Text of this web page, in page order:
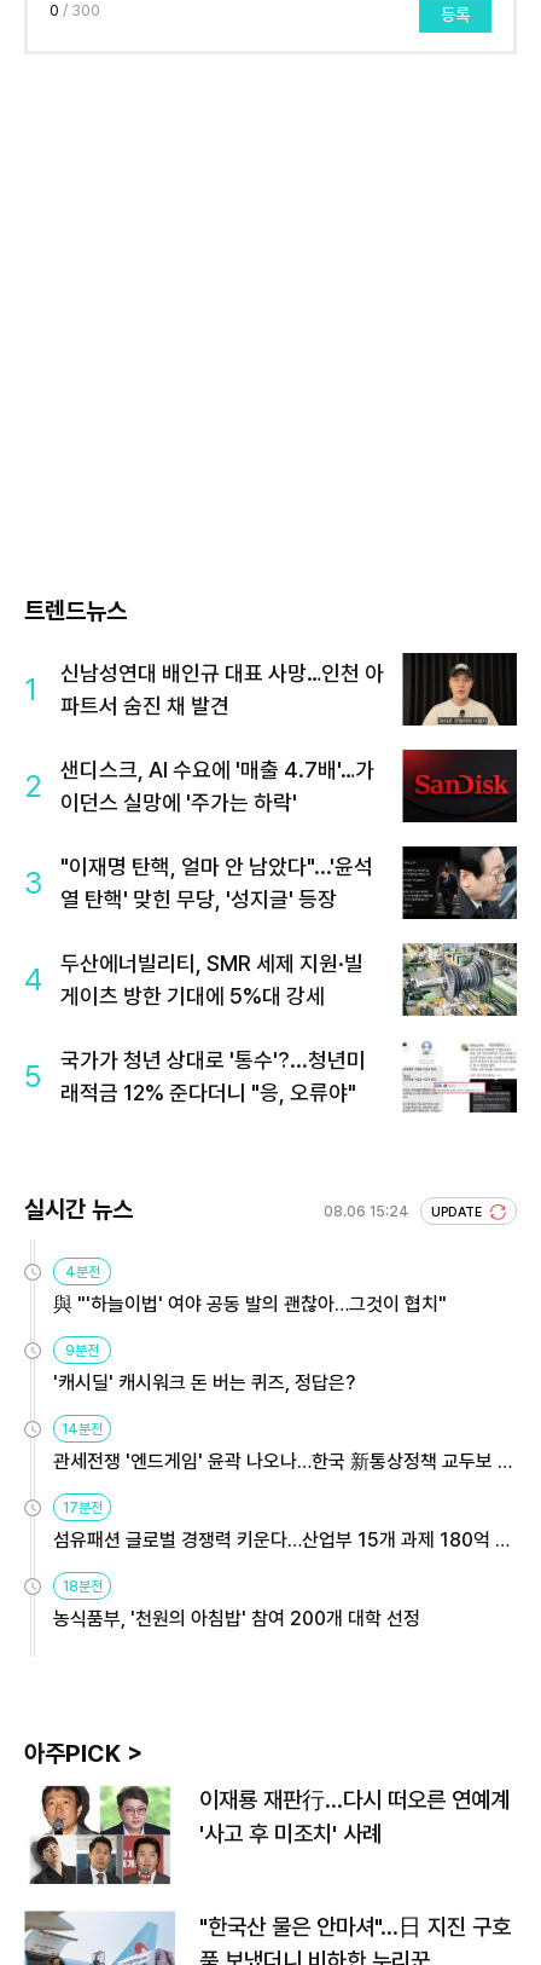
0 / 300 등록
트렌드뉴스
1
신남성연대 배인규 대표 사망…인천 아
파트서 숨진 채 발견
2
샌디스크, AI 수요에 '매출 4.7배'…가
이던스 실망에 '주가는 하락'
3
"이재명 탄핵, 얼마 안 남았다"...'윤석
열 탄핵' 맞힌 무당, '성지글' 등장
4
두산에너빌리티, SMR 세제 지원·빌
게이츠 방한 기대에 5%대 강세
5
국가가 청년 상대로 '통수'?...청년미
래적금 12% 준다더니 "응, 오류야"
실시간 뉴스 08.06 15:24 UPDATE
4분전
與 "'하늘이법' 여야 공동 발의 괜찮아…그것이 협치"
9분전
'캐시딜' 캐시워크 돈 버는 퀴즈, 정답은?
14분전
관세전쟁 '엔드게임' 윤곽 나오나…한국 新통상정책 교두보 활
용해야
17분전
섬유패션 글로벌 경쟁력 키운다…산업부 15개 과제 180억 지
원
18분전
농식품부, '천원의 아침밥' 참여 200개 대학 선정
아주PICK >
이재룡 재판行…다시 떠오른 연예계
'사고 후 미조치' 사례
"한국산 물은 안마셔"…日 지진 구호